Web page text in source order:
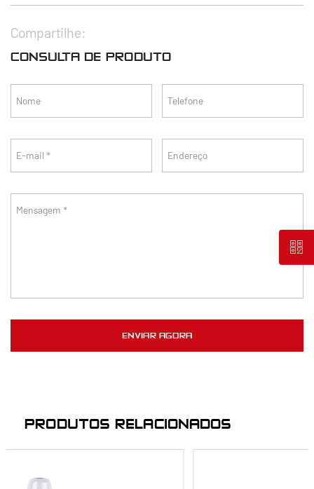
Compartilhe:
CONSULTA DE PRODUTO
PRODUTOS RELACIONADOS